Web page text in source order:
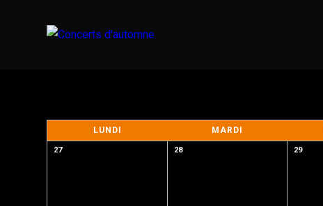
LUNDI MARDI
27 28 29